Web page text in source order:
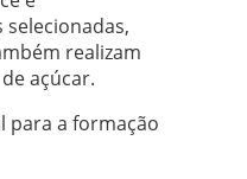
realizam
açúcar.
para a formação